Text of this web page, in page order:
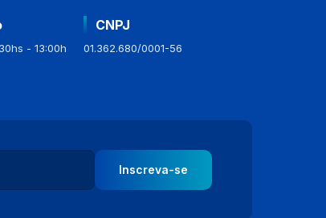
- 13:00h
CNPJ
01.362.680/0001-56
Inscreva-se